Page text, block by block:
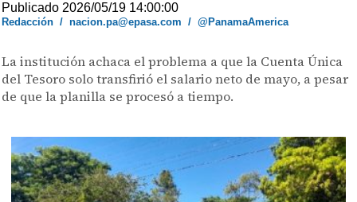
Publicado 2026/05/19 14:00:00
Redacción /nacion.pa@epasa.com /@PanamaAmerica
La institución achaca el problema a que la Cuenta Única
del Tesoro solo transfirió el salario neto de mayo, a pesar
de que la planilla se procesó a tiempo.